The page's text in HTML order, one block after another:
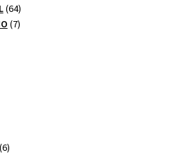
6464
productos
77
66